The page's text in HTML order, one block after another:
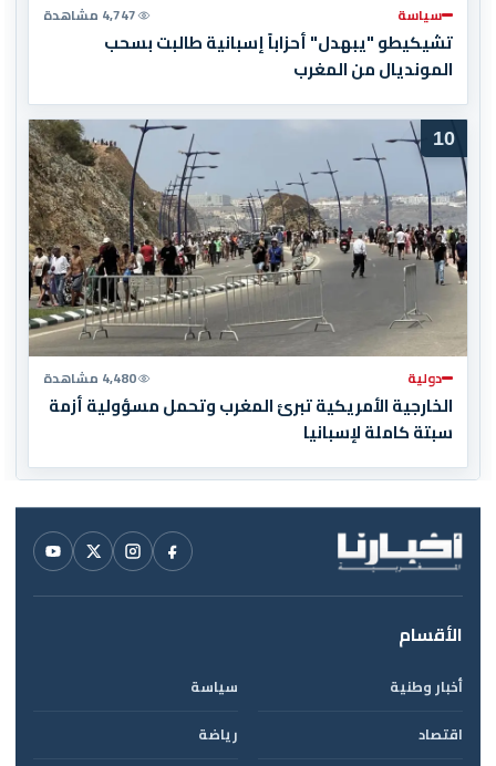
سياسة 4,747 مشاهدة
تشيكيطو "يبهدل" أحزاباً إسبانية طالبت بسحب
المونديال من المغرب
10
دولية 4,480 مشاهدة
الخارجية الأمريكية تبرئ المغرب وتحمل مسؤولية أزمة
سبتة كاملة لإسبانيا
الأقسام
أخبار وطنية
سياسة
اقتصاد
رياضة